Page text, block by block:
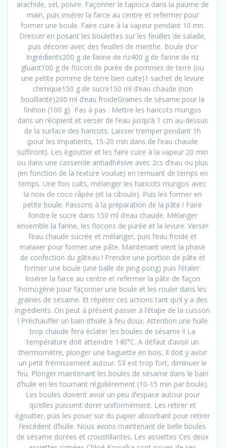
arachide, sel, poivre. Façonner le tapioca dans la paume de
main, puis insérer la farce au centre et refermer pour
former une boule. Faire cuire à la vapeur pendant 10 mn.
Dresser en posant les boulettes sur les feuilles de salade,
puis décorer avec des feuilles de menthe. Boule d’or
Ingrédients200 g de farine de riz400 g de farine de riz
gluant100 g de flocon de purée de pommes de terre (ou
une petite pomme de terre bien cuite)1 sachet de levure
chimique150 g de sucre150 ml d’eau chaude (non
bouillante)200 ml d’eau froideGraines de sésame pour la
finition (100 g) Pas à pas : Mettre les haricots mungos
dans un récipient et verser de l’eau jusqu’à 1 cm au-dessus
de la surface des haricots. Laisser tremper pendant 1h
(pour les impatients, 15-20 min dans de l’eau chaude
suffiront). Les égoutter et les faire cuire à la vapeur 20 min
ou dans une casserole antiadhésive avec 2cs d’eau ou plus
(en fonction de la texture voulue) en remuant de temps en
temps. Une fois cuits, mélanger les haricots mungos avec
la noix de coco râpée (et la ciboule). Puis les former en
petite boule. Passons à la préparation de la pâte ! Faire
fondre le sucre dans 150 ml d’eau chaude. Mélanger
ensemble la farine, les flocons de purée et la levure. Verser
l’eau chaude sucrée et mélanger, puis l’eau froide et
malaxer pour former une pâte. Maintenant vient la phase
de confection du gâteau ! Prendre une portion de pâte et
former une boule (une balle de ping-pong) puis l’étaler.
Insérer la farce au centre et refermer la pâte de façon
homogène pour façonner une boule et les rouler dans les
graines de sésame. Et répéter ces actions tant qu’il y a des
ingrédients. On peut à présent passer à l’étape de la cuisson
! Préchauffer un bain d’huile à feu doux. Attention une huile
trop chaude fera éclater les boules de sésame !! La
température doit atteindre 140°C. A défaut d’avoir un
thermomètre, plonger une baguette en bois, il doit y avoir
un petit frémissement autour. S’il est trop fort, diminuer le
feu. Plonger maintenant les boules de sésame dans le bain
d’huile en les tournant régulièrement (10-15 min par boule).
Les boules doivent avoir un peu d’espace autour pour
qu’elles puissent dorer uniformément. Les retirer et
égoutter, puis les poser sur du papier absorbant pour retirer
l’excédent d’huile. Nous avons maintenant de belle boules
de sésame dorées et croustillantes. Les assiettes Ces deux